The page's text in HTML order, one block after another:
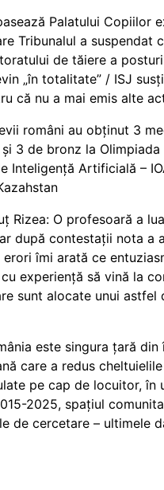
Palatului Copiilor
Tribunalul a suspendat
de tăiere a
„în totalitate” / ISJ
că nu a mai emis alte
români au obținut 3
3 de bronz la Olimpiada
Inteligență Artificială –
Rizea: O profesoară a
după contestații nota a
îmi arată ce
experiență să vină la
sunt alocate unui astfel
este singura țară din
care a redus
pe cap de locuitor, în
2025, spațiul
de cercetare – ultimele